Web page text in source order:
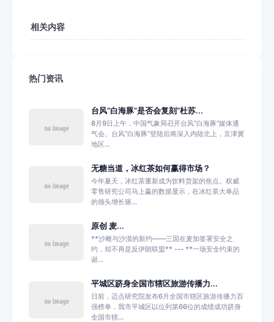
相关内容
热门资讯
台风“白海豚”是否会复刻“杜苏...
8月9日上午，中国气象局召开台风“白海豚”媒体通
气会。台风“白海豚”登陆后将深入内陆北上，京津冀
地区...
无糖当道，冰红茶如何赢得市场？
今年夏天，冰红茶重新成为饮料货架的焦点。权威
零售研究公司马上赢的数据显示，在冰红茶大单品
的领头增长驱...
原创 麦...
**沙雕与沙漠的新约——三国在麦加签署安全之
约，却不再是反伊朗联盟** --- **一场安全约束的
诞...
平城区跻身全国市辖区旅游传播力...
日前，迈点研究院发布6月全国市辖区旅游传播力百
强榜单，我市平城区以位列第66位的成绩成功跻身
全国市辖...